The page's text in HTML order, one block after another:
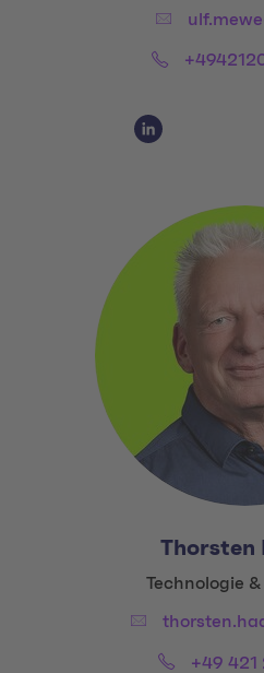
Email:
Phone:
Social Media Links
Social Media
Thorsten
Title:
Technologie
Email:
Phone:+49 421